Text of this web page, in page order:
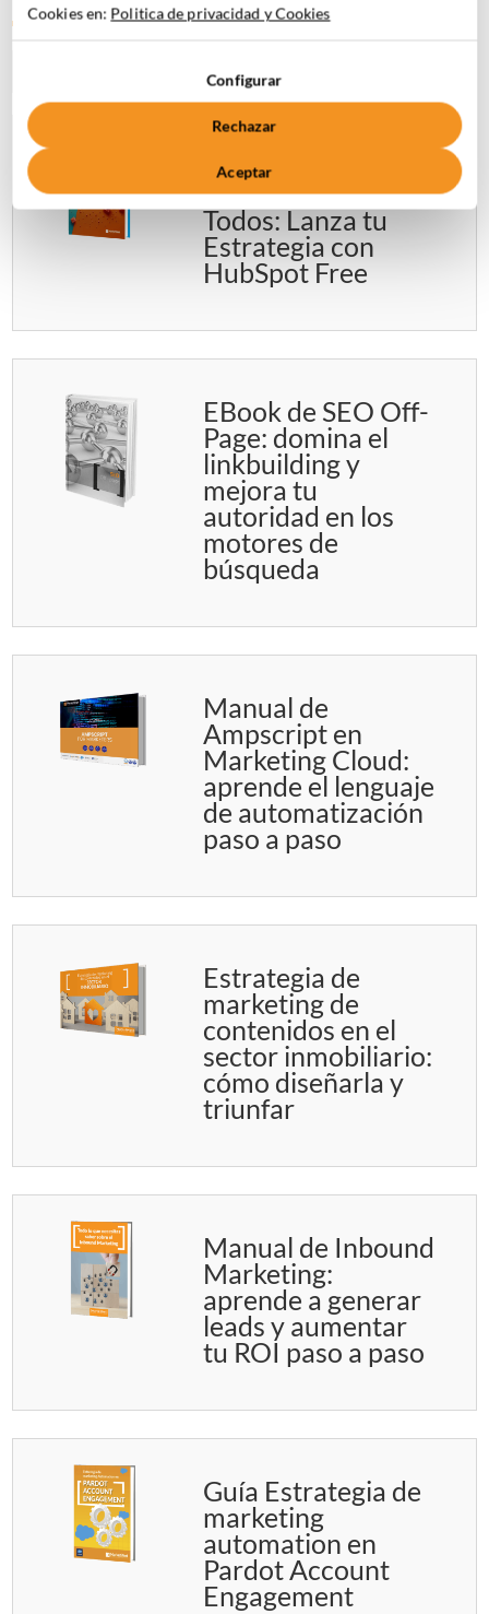
DESCUBRE NUESTROS EBOOKS
Inbound Marketing
al Alcance de
Todos: Lanza tu
Estrategia con
HubSpot Free
EBook de SEO Off-
Page: domina el
linkbuilding y
mejora tu
autoridad en los
motores de
búsqueda
Manual de
Ampscript en
Marketing Cloud:
aprende el lenguaje
de automatización
paso a paso
Estrategia de
marketing de
contenidos en el
sector inmobiliario:
cómo diseñarla y
triunfar
Manual de Inbound
Marketing:
aprende a generar
leads y aumentar
tu ROI paso a paso
Guía Estrategia de
marketing
automation en
Pardot Account
Engagement
Cookies en: Politica de privacidad y Cookies
Configurar
Rechazar
Aceptar